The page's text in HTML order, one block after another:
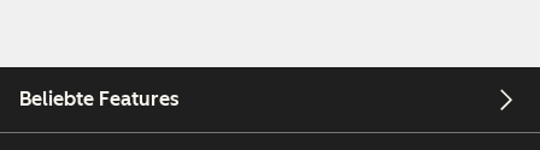
Beliebte Features